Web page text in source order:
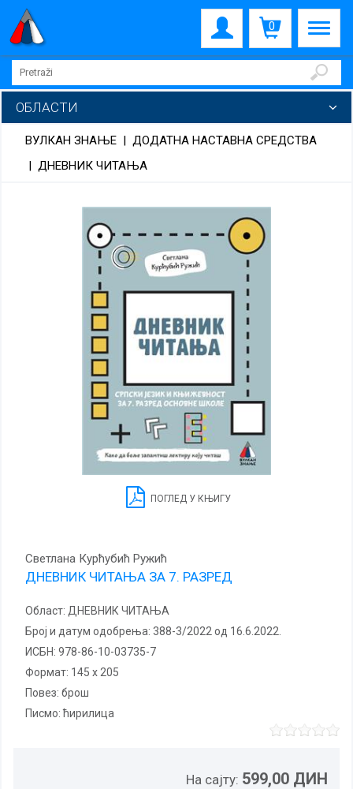
0
ОБЛАСТИ
ВУЛКАН ЗНАЊЕ | ДОДАТНА НАСТАВНА СРЕДСТВА
| ДНЕВНИК ЧИТАЊА
ПОГЛЕД У КЊИГУ
Светлана Курћубић Ружић
ДНЕВНИК ЧИТАЊА ЗА 7. РАЗРЕД
Област: ДНЕВНИК ЧИТАЊА
Број и датум одобрења: 388-3/2022 од 16.6.2022.
ИСБН: 978-86-10-03735-7
Формат: 145 x 205
повез: брош
Писмо: ћирилица
На сајту: 599,00 ДИН